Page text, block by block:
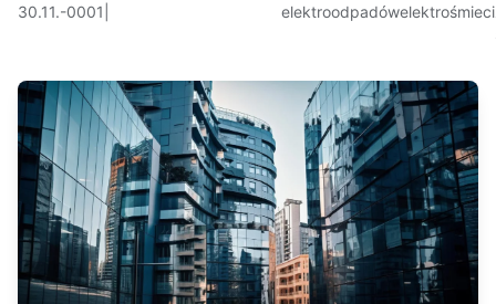
30.11.-0001
elektroodpadówelektrośmieci